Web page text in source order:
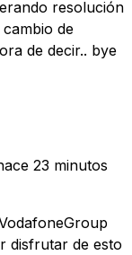
resolución
de
de decir.. bye
23 minutos
disfrutar de esto